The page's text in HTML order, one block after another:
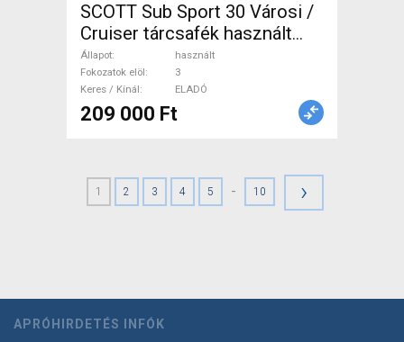
SCOTT Sub Sport 30 Városi /
Cruiser tárcsafék használt
ELADÓ
Állapot
használt
Fokozatok elöl
3
Keres / Kínál
ELADÓ
209 000 Ft
1 2 3 4 5 - 10 ›
APRÓHIRDETÉS INFÓK